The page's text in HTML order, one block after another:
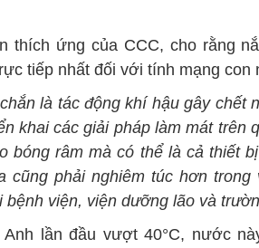
thích ứng của CCC, cho rằng
tiếp nhất đối với tính mạng con
là tác động khí hậu gây chết
khai các giải pháp làm mát trên
bóng râm mà có thể là cả thiết
cũng phải nghiêm túc hơn trong
viện, viện dưỡng lão và
lần đầu vượt 40°C, nước